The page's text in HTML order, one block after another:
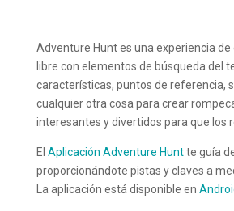
Adventure Hunt es una experiencia de
libre con elementos de búsqueda del
características, puntos de referencia,
cualquier otra cosa para crear
interesantes y divertidos para que los
El Aplicación Adventure Huntte guía
proporcionándote pistas y claves a
La aplicación está disponible en